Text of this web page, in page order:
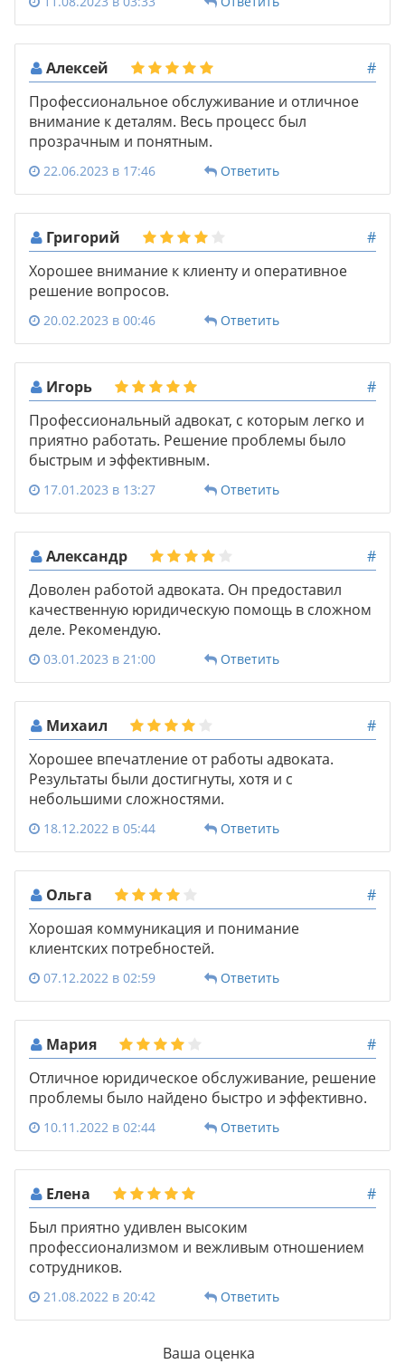
Алексей
#
Профессиональное обслуживание и отличное
внимание к деталям. Весь процесс был
прозрачным и понятным.
22.06.2023 в 17:46 Ответить
Григорий
#
Хорошее внимание к клиенту и оперативное
решение вопросов.
20.02.2023 в 00:46 Ответить
Игорь
#
Профессиональный адвокат, с которым легко и
приятно работать. Решение проблемы было
быстрым и эффективным.
17.01.2023 в 13:27 Ответить
Александр
#
Доволен работой адвоката. Он предоставил
качественную юридическую помощь в сложном
деле. Рекомендую.
03.01.2023 в 21:00 Ответить
Михаил
#
Хорошее впечатление от работы адвоката.
Результаты были достигнуты, хотя и с
небольшими сложностями.
18.12.2022 в 05:44 Ответить
Ольга
#
Хорошая коммуникация и понимание
клиентских потребностей.
07.12.2022 в 02:59 Ответить
Мария
#
Отличное юридическое обслуживание, решение
проблемы было найдено быстро и эффективно.
10.11.2022 в 02:44 Ответить
Елена
#
Был приятно удивлен высоким
профессионализмом и вежливым отношением
сотрудников.
21.08.2022 в 20:42 Ответить
Ваша оценка